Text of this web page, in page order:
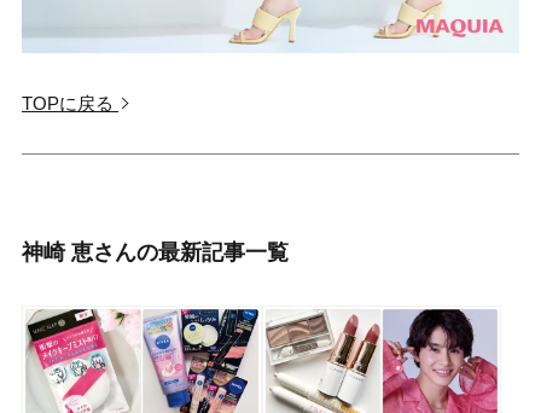
TOPに戻る
神崎 恵さんの最新記事一覧